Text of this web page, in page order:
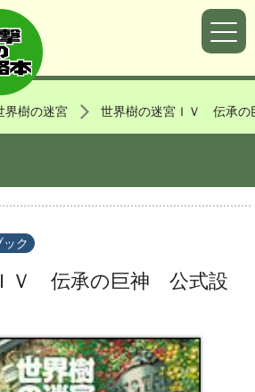
界樹の迷宮 世界樹の迷宮ＩＶ 伝承
ク
Ｖ 伝承の巨神 公式設